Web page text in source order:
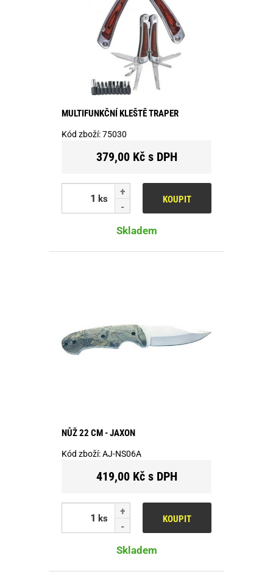
MULTIFUNKČNÍ KLEŠTĚ TRAPER
Kód zboží:75030
379,00 Kč s DPH
ks KOUPIT
Skladem
NŮŽ 22 CM - JAXON
Kód zboží:AJ-NS06A
419,00 Kč s DPH
ks KOUPIT
Skladem